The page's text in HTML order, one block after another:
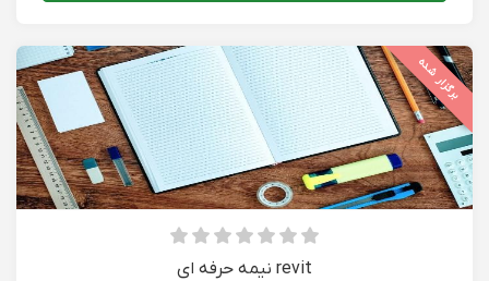
برگزار شده
revit نیمه حرفه ای